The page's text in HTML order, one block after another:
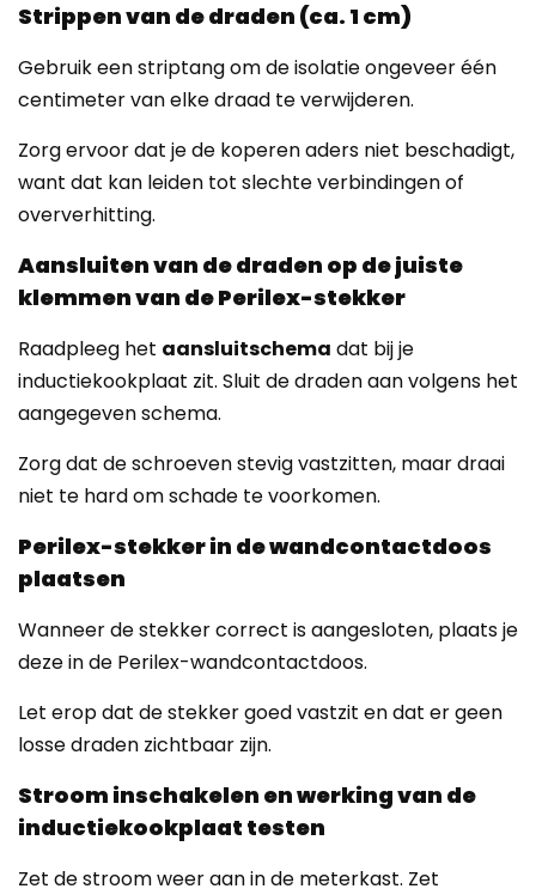
Strippen van de draden (ca. 1 cm)
Gebruik een striptang om de isolatie ongeveer één
centimeter van elke draad te verwijderen.
Zorg ervoor dat je de koperen aders niet beschadigt,
want dat kan leiden tot slechte verbindingen of
oververhitting.
Aansluiten van de draden op de juiste
klemmen van de Perilex-stekker
Raadpleeg het aansluitschema dat bij je
inductiekookplaat zit. Sluit de draden aan volgens het
aangegeven schema.
Zorg dat de schroeven stevig vastzitten, maar draai
niet te hard om schade te voorkomen.
Perilex-stekker in de wandcontactdoos
plaatsen
Wanneer de stekker correct is aangesloten, plaats je
deze in de Perilex-wandcontactdoos.
Let erop dat de stekker goed vastzit en dat er geen
losse draden zichtbaar zijn.
Stroom inschakelen en werking van de
inductiekookplaat testen
Zet de stroom weer aan in de meterkast. Zet